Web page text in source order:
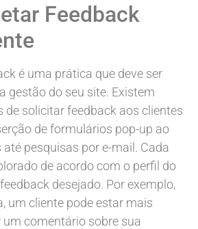
Feedback
é uma prática que deve ser
gestão do seu site. Existem
de solicitar feedback aos clientes
de formulários pop-up ao
pesquisas por e-mail. Cada
de acordo com o perfil do
desejado. Por exemplo,
um cliente pode estar mais
um comentário sobre sua